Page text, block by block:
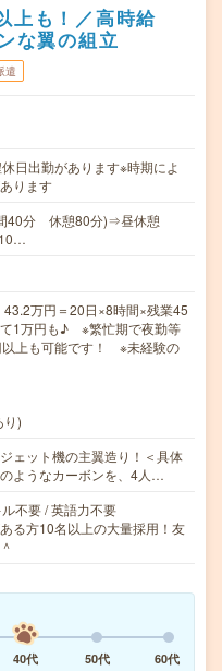
上も！／高時給
な翼の組立
遣
日出勤があります※時期によ
ります
40分 休憩80分)⇒昼休憩
万円＝20日×8時間×残業45
1万円も♪ ※繁忙期で夜勤等
上も可能です！ ※未経験の
り)
ェット機の主翼造り！＜具体
ようなカーボンを、4人…
不要 / 英語力不要
る方10名以上の大量採用！友
40代 50代
60代